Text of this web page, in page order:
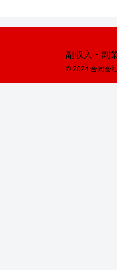
副収入・副
© 2024 合同会